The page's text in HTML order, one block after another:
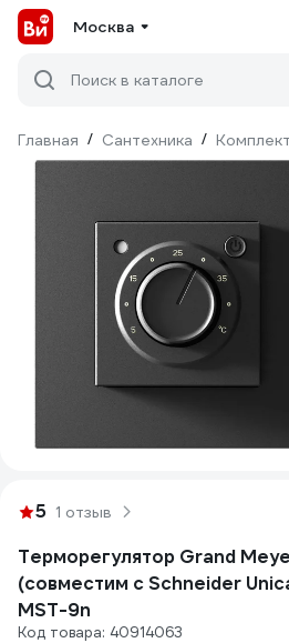
Москва
Поиск в каталоге
Главная / Сантехника /
5 1 отзыв
Терморегулятор Grand
(совместим с Schneider
MST-9n
Код товара: 40914063